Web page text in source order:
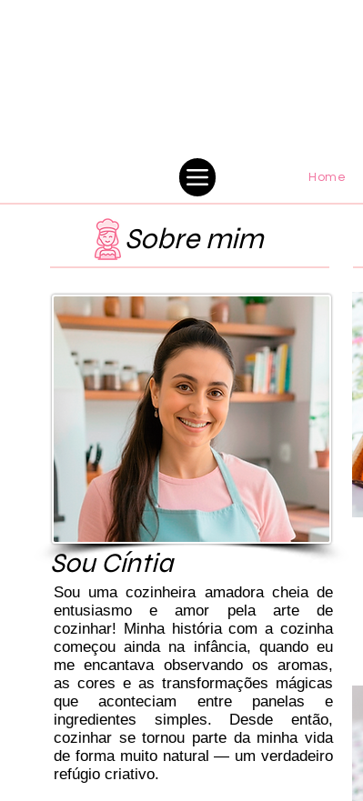
Home
Sobre mim
Sou Cíntia
Sou uma cozinheira amadora cheia de
entusiasmo e amor pela arte de
cozinhar! Minha história com a cozinha
começou ainda na infância, quando eu
me encantava observando os aromas,
as cores e as transformações mágicas
que aconteciam entre panelas e
ingredientes simples. Desde então,
cozinhar se tornou parte da minha vida
de forma muito natural — um verdadeiro
refúgio criativo.